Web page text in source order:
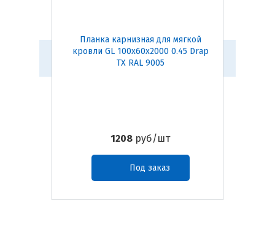
Планка карнизная для мягкой
кровли GL 100х60х2000 0.45 Drap
TX RAL 9005
1208 руб/шт
Под заказ